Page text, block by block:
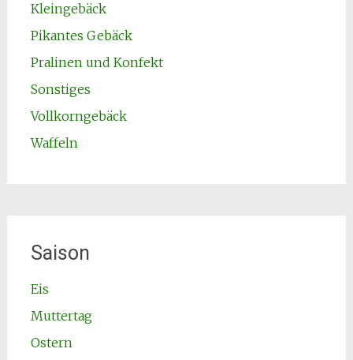
Kleingebäck
Pikantes Gebäck
Pralinen und Konfekt
Sonstiges
Vollkorngebäck
Waffeln
Saison
Eis
Muttertag
Ostern